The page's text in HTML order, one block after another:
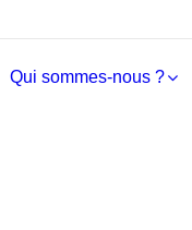
Qui sommes-nous ?